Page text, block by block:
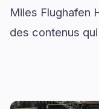
Miles Flughafen
des contenus